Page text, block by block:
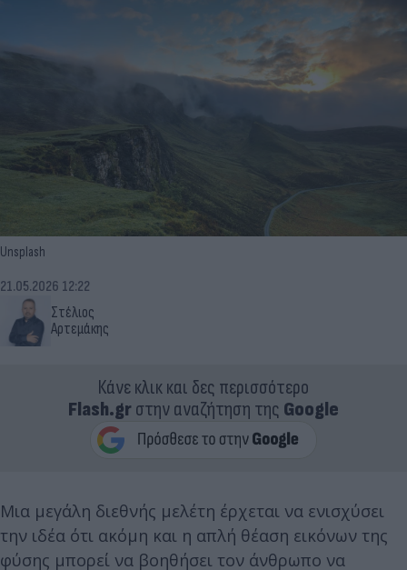
Unsplash
Στέλιος
Αρτεμάκης
21.05.2026 12:22
Κάνε κλικ και δες περισσότερο
Flash.grστην αναζήτηση της Google
Μια μεγάλη διεθνής μελέτη έρχεται να ενισχύσει
την ιδέα ότι ακόμη και η απλή θέαση εικόνων της
φύσης μπορεί να βοηθήσει τον άνθρωπο να